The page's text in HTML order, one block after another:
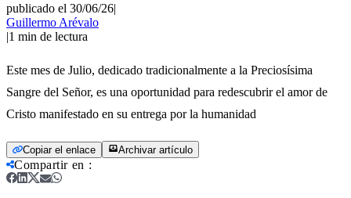
publicado el 30/06/26|
Guillermo Arévalo
|1 min de lectura
Este mes de Julio, dedicado tradicionalmente a la Preciosísima
Sangre del Señor, es una oportunidad para redescubrir el amor de
Cristo manifestado en su entrega por la humanidad
Copiar el enlace Archivar artículo
Compartir en :